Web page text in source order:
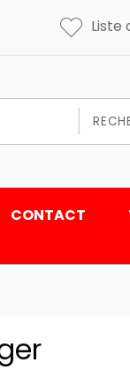
Liste
CONTACT